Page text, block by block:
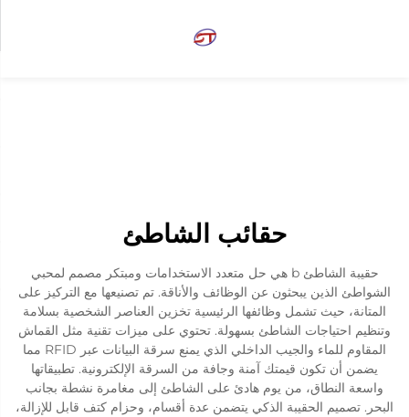
حقائب الشاطئ
حقيبة الشاطئ b هي حل متعدد الاستخدامات ومبتكر مصمم لمحبي
الشواطئ الذين يبحثون عن الوظائف والأناقة. تم تصنيعها مع التركيز على
المتانة، حيث تشمل وظائفها الرئيسية تخزين العناصر الشخصية بسلامة
وتنظيم احتياجات الشاطئ بسهولة. تحتوي على ميزات تقنية مثل القماش
المقاوم للماء والجيب الداخلي الذي يمنع سرقة البيانات عبر RFID مما
يضمن أن تكون قيمتك آمنة وجافة من السرقة الإلكترونية. تطبيقاتها
واسعة النطاق، من يوم هادئ على الشاطئ إلى مغامرة نشطة بجانب
البحر. تصميم الحقيبة الذكي يتضمن عدة أقسام، وحزام كتف قابل للإزالة،